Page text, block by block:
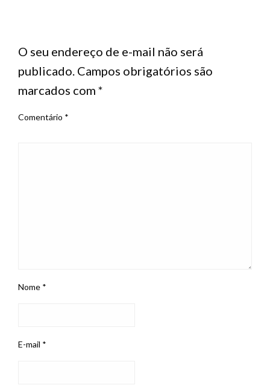
O seu endereço de e-mail não será
publicado. Campos obrigatórios são
marcados com *
Comentário *
Nome *
E-mail *